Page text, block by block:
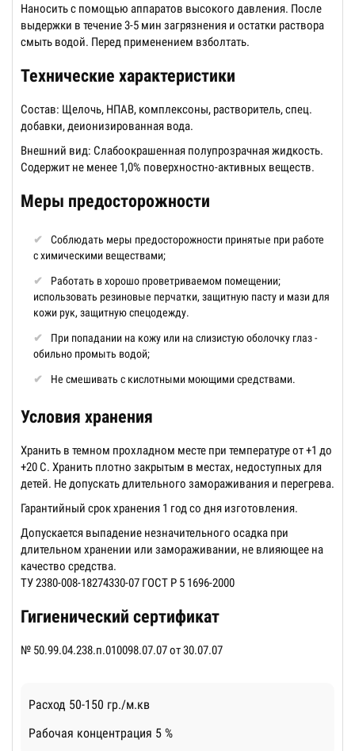
Наносить с помощью аппаратов высокого давления. После
выдержки в течение 3-5 мин загрязнения и остатки раствора
смыть водой. Перед применением взболтать.
Технические характеристики
Состав: Щелочь, НПАВ, комплексоны, растворитель, спец.
добавки, деионизированная вода.
Внешний вид: Слабоокрашенная полупрозрачная жидкость.
Содержит не менее 1,0% поверхностно-активных веществ.
Меры предосторожности
Соблюдать меры предосторожности принятые при работе
с химическими веществами;
Работать в хорошо проветриваемом помещении;
использовать резиновые перчатки, защитную пасту и мази для
кожи рук, защитную спецодежду.
При попадании на кожу или на слизистую оболочку глаз -
обильно промыть водой;
Не смешивать с кислотными моющими средствами.
Условия хранения
Хранить в темном прохладном месте при температуре от +1 до
+20 С. Хранить плотно закрытым в местах, недоступных для
детей. Не допускать длительного замораживания и перегрева.
Гарантийный срок хранения 1 год со дня изготовления.
Допускается выпадение незначительного осадка при
длительном хранении или замораживании, не влияющее на
качество средства.
ТУ 2380-008-18274330-07 ГОСТ Р 5 1696-2000
Гигиенический сертификат
№ 50.99.04.238.п.010098.07.07 от 30.07.07
Расход 50-150 гр./м.кв
Рабочая концентрация 5 %